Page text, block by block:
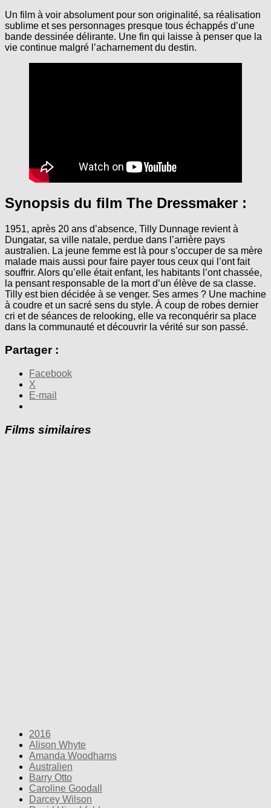
Un film à voir absolument pour son originalité, sa réalisation
sublime et ses personnages presque tous échappés d’une
bande dessinée délirante. Une fin qui laisse à penser que la
vie continue malgré l’acharnement du destin.
Synopsis du film The Dressmaker :
1951, après 20 ans d’absence, Tilly Dunnage revient à
Dungatar, sa ville natale, perdue dans l’arrière pays
australien. La jeune femme est là pour s’occuper de sa mère
malade mais aussi pour faire payer tous ceux qui l’ont fait
souffrir. Alors qu’elle était enfant, les habitants l’ont chassée,
la pensant responsable de la mort d’un élève de sa classe.
Tilly est bien décidée à se venger. Ses armes ? Une machine
à coudre et un sacré sens du style. À coup de robes dernier
cri et de séances de relooking, elle va reconquérir sa place
dans la communauté et découvrir la vérité sur son passé.
Partager :
Facebook
X
E-mail
Films similaires
2016
Alison Whyte
Amanda Woodhams
Australien
Barry Otto
Caroline Goodall
Darcey Wilson